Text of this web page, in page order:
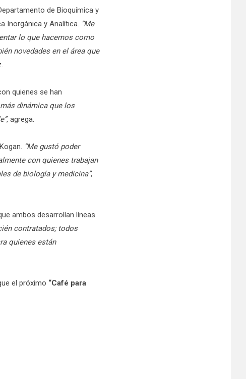
de Bioquímica y
Inorgánica y Analítica. “Me
lo que hacemos como
novedades en el área que
quienes se han
dinámica que los
, agrega.
“Me gustó poder
con quienes trabajan
de biología y medicina”,
ambos desarrollan líneas
contratados; todos
quienes están
el próximo “Café para